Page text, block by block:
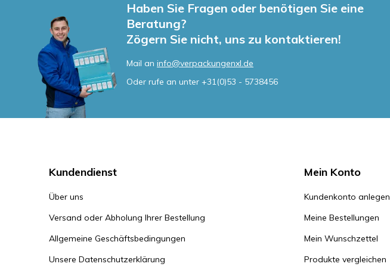
Haben Sie Fragen oder benötigen Sie eine
Beratung?
Zögern Sie nicht, uns zu kontaktieren!
Mail an info@verpackungenxl.de
Oder rufe an unter +31(0)53 - 5738456
Kundendienst
Über uns
Versand oder Abholung Ihrer Bestellung
Allgemeine Geschäftsbedingungen
Unsere Datenschutzerklärung
Mein Konto
Kundenkonto anlegen
Meine Bestellungen
Mein Wunschzettel
Produkte vergleichen